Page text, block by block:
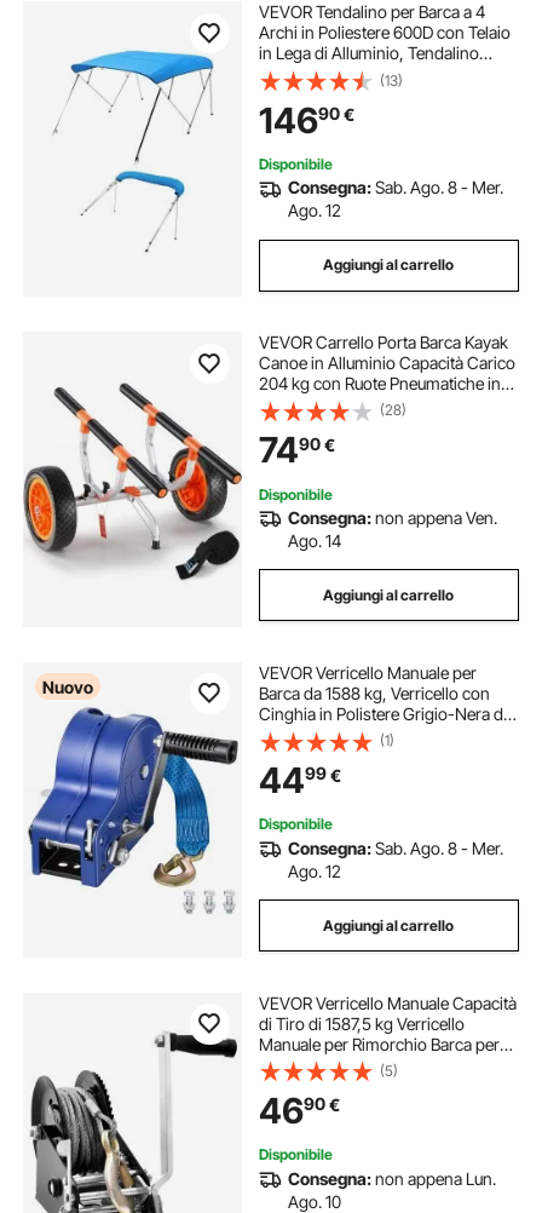
VEVOR Tendalino per Barca a 4
Archi in Poliestere 600D con Telaio
in Lega di Alluminio, Tendalino
Parasole Impermeabile per Barca
con Borsa Portaoggetti, Larghezza
216 a 229 cm Blu Pacifico
(13)
14690€
Disponibile
Consegna:Sab. Ago. 8 - Mer.
Ago. 12
Aggiungi al carrello
VEVOR Carrello Porta Barca Kayak
Canoe in Alluminio Capacità Carico
204 kg con Ruote Pneumatiche in
PU 30,5cm Design Staccabile,
Carrello Porta Kayak con Cinghie di
Fissaggio Carico 204 kg
Pieghevole
(28)
7490€
Disponibile
Consegna:non appena Ven.
Ago. 14
Aggiungi al carrello
Nuovo
VEVOR Verricello Manuale per
Barca da 1588 kg, Verricello con
Cinghia in Polistere Grigio-Nera da
6,1 m per Barca, Cricchetto
Bidirezioanle e Maniglia Antiscivolo,
Ideale per Rimorchi per Barche e
ATV
(1)
4499€
Disponibile
Consegna:Sab. Ago. 8 - Mer.
Ago. 12
Aggiungi al carrello
VEVOR Verricello Manuale Capacità
di Tiro di 1587,5 kg Verricello
Manuale per Rimorchio Barca per
Carichi Pesanti con Cavo in Acciaio
da 10m Cricchetto a 2 Vie, Verricello
Manuale per Rimorchio Barca
(5)
4690€
Disponibile
Consegna:non appena Lun.
Ago. 10